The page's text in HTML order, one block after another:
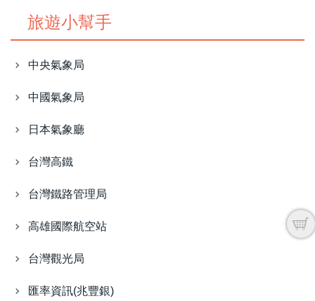
旅遊小幫手
中央氣象局
中國氣象局
日本氣象廳
台灣高鐵
台灣鐵路管理局
高雄國際航空站
台灣觀光局
匯率資訊(兆豐銀)